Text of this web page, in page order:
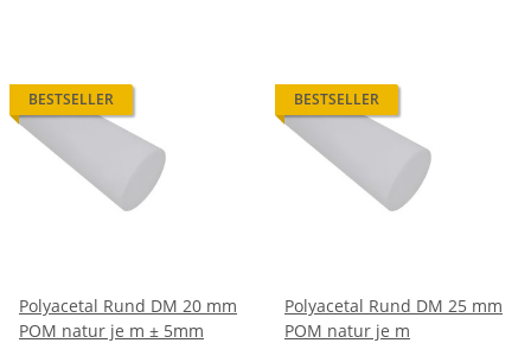
BESTSELLER
Polyacetal Rund DM 20 mm
POM natur je m ± 5mm
BESTSELLER
Polyacetal Rund DM 25 mm
POM natur je m